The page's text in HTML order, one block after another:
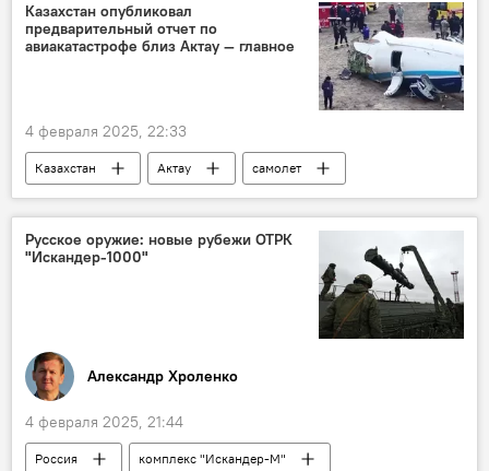
Казахстан опубликовал
предварительный отчет по
авиакатастрофе близ Актау — главное
4 февраля 2025, 22:33
Казахстан Актау
самолет
крушение
Отчет В мире
Русское оружие: новые рубежи ОТРК
"Искандер-1000"
Александр Хроленко
4 февраля 2025, 21:44
Россия
комплекс "Искандер-М"